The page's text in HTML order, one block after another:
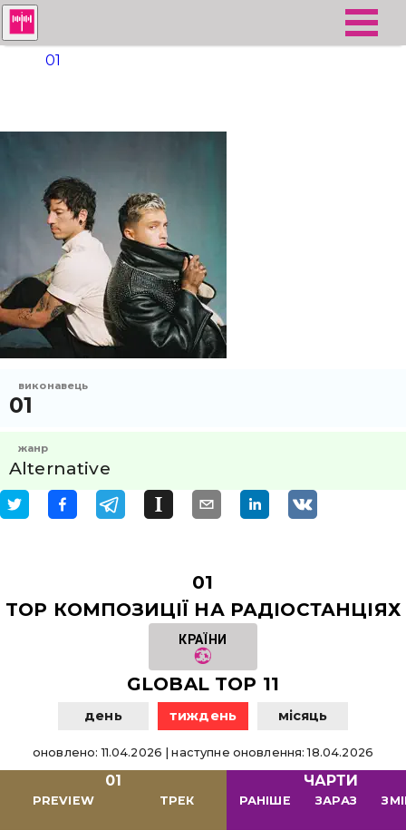
01
виконавець
01
жанр
Alternative
01
TOP КОМПОЗИЦІЇ НА РАДІОСТАНЦІЯХ
КРАЇНИ
GLOBAL TOP 11
день тиждень місяць
оновлено:11.04.2026 |наступне оновлення:18.04.2026
01
PREVIEW ТРЕК
ЧАРТИ
РАНІШЕ ЗАРАЗ